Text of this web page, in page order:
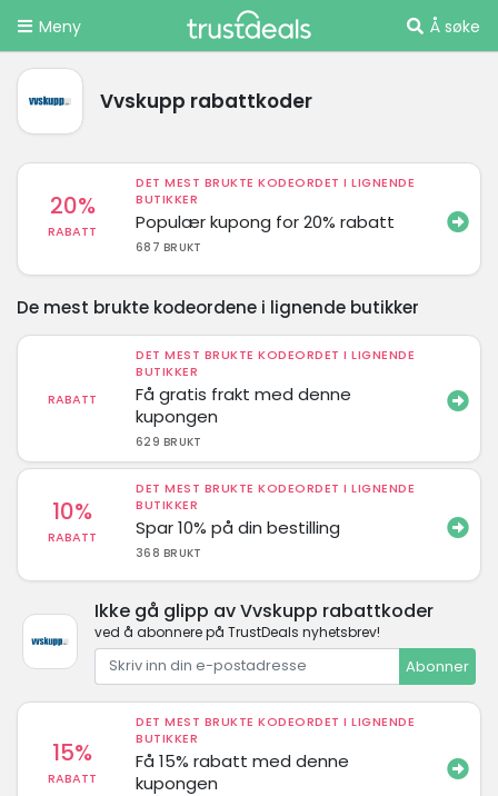
Meny Å søke
Vvskupp rabattkoder
20%
RABATT
DET MEST BRUKTE KODEORDET I LIGNENDE
BUTIKKER
Populær kupong for 20% rabatt
687 BRUKT
De mest brukte kodeordene i lignende butikker
RABATT
DET MEST BRUKTE KODEORDET I LIGNENDE
BUTIKKER
Få gratis frakt med denne
kupongen
629 BRUKT
10%
RABATT
DET MEST BRUKTE KODEORDET I LIGNENDE
BUTIKKER
Spar 10% på din bestilling
368 BRUKT
Ikke gå glipp av Vvskupp rabattkoder
ved å abonnere på TrustDeals nyhetsbrev!
Abonner
15%
RABATT
DET MEST BRUKTE KODEORDET I LIGNENDE
BUTIKKER
Få 15% rabatt med denne
kupongen